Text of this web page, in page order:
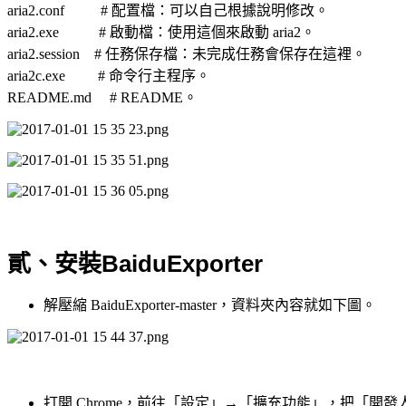
aria2.conf # 配置檔：可以自己根據說明修改。
aria2.exe # 啟動檔：使用這個來啟動 aria2。
aria2.session # 任務保存檔：未完成任務會保存在這裡。
aria2c.exe # 命令行主程序。
README.md # README。
貳、安裝BaiduExporter
解壓縮 BaiduExporter-master，資料夾內容就如下圖。
打開 Chrome，前往「設定」→「擴充功能」，把「開發